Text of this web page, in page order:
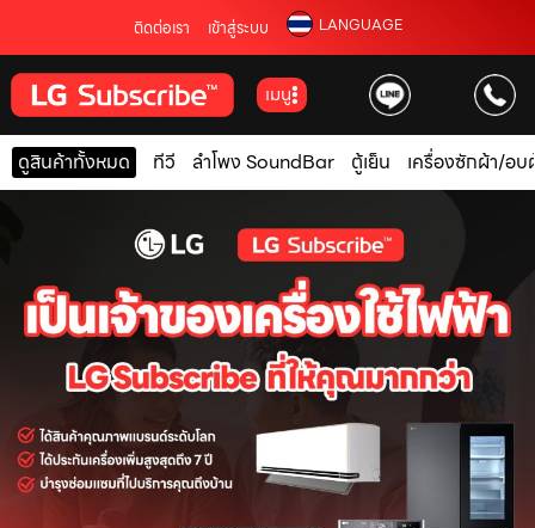
ติดต่อเรา เข้าสู่ระบบ LANGUAGE
เมนู
ดูสินค้าทั้งหมด ทีวี ลำโพง SoundBar ตู้เย็น เครื่องซักผ้า/อบ